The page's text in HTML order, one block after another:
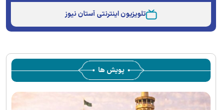
تلویزیون اینترنتی آستان نیوز
پویش ها